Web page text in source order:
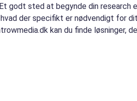
godt sted at begynde din research
der specifikt er nødvendigt for
kan du finde løsninger,